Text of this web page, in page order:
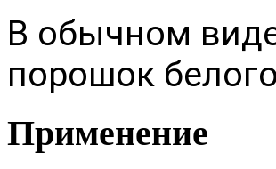
В обычном
порошок
Применение